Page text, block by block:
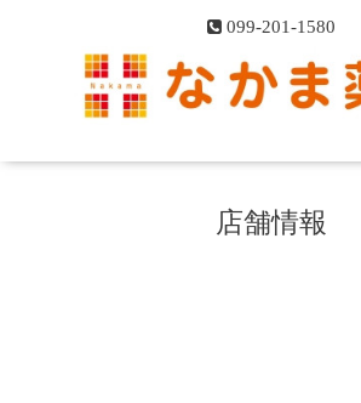
099-201-1580
店舗情報